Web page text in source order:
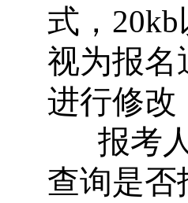
式， 20kb
视为报名
进行修改
报考
查询是否